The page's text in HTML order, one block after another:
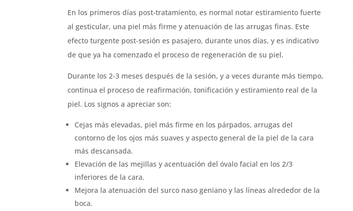
En los primeros días post-tratamiento, es normal notar estiramiento fuerte
al gesticular, una piel más firme y atenuación de las arrugas finas. Este
efecto turgente post-sesión es pasajero, durante unos días, y es indicativo
de que ya ha comenzado el proceso de regeneración de su piel.
Durante los 2-3 meses después de la sesión, y a veces durante más tiempo,
continua el proceso de reafirmación, tonificación y estiramiento real de la
piel. Los signos a apreciar son:
Cejas más elevadas, piel más firme en los párpados, arrugas del
contorno de los ojos más suaves y aspecto general de la piel de la cara
más descansada.
Elevación de las mejillas y acentuación del óvalo facial en los 2/3
inferiores de la cara.
Mejora la atenuación del surco naso geniano y las líneas alrededor de la
boca.